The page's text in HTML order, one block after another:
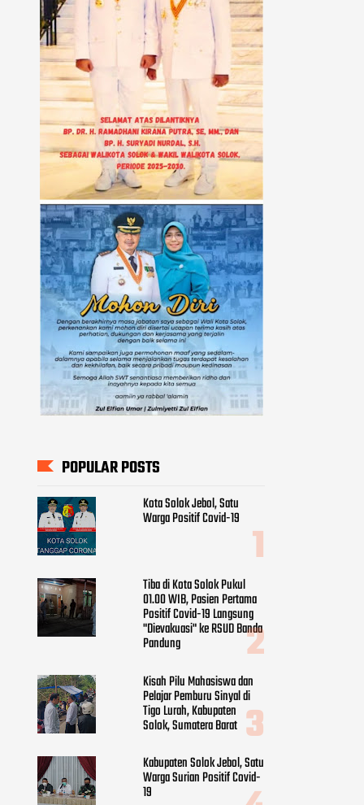
POPULAR POSTS
Kota Solok Jebol, Satu
Warga Positif Covid-19
Tiba di Kota Solok Pukul
01.00 WIB, Pasien Pertama
Positif Covid-19 Langsung
"Dievakuasi" ke RSUD Banda
Pandung
Kisah Pilu Mahasiswa dan
Pelajar Pemburu Sinyal di
Tigo Lurah, Kabupaten
Solok, Sumatera Barat
Kabupaten Solok Jebol, Satu
Warga Surian Positif Covid-
19